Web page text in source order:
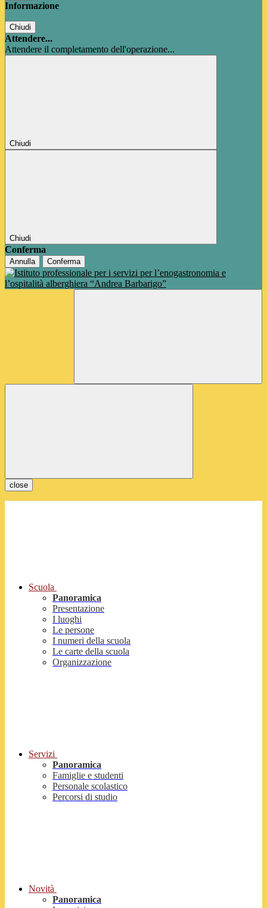
Informazione
Chiudi
Attendere...
Attendere il completamento dell'operazione...
Chiudi
Chiudi
Conferma
Annulla Conferma
close
Scuola
Panoramica
Presentazione
I luoghi
Le persone
I numeri della scuola
Le carte della scuola
Organizzazione
Servizi
Panoramica
Famiglie e studenti
Personale scolastico
Percorsi di studio
Novità
Panoramica